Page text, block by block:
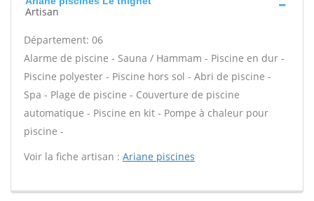
Artisan
Département: 06
Alarme de piscine - Sauna / Hammam - Piscine en dur -
Piscine polyester - Piscine hors sol - Abri de piscine -
Spa - Plage de piscine - Couverture de piscine
automatique - Piscine en kit - Pompe à chaleur pour
piscine -
Voir la fiche artisan : Ariane piscines